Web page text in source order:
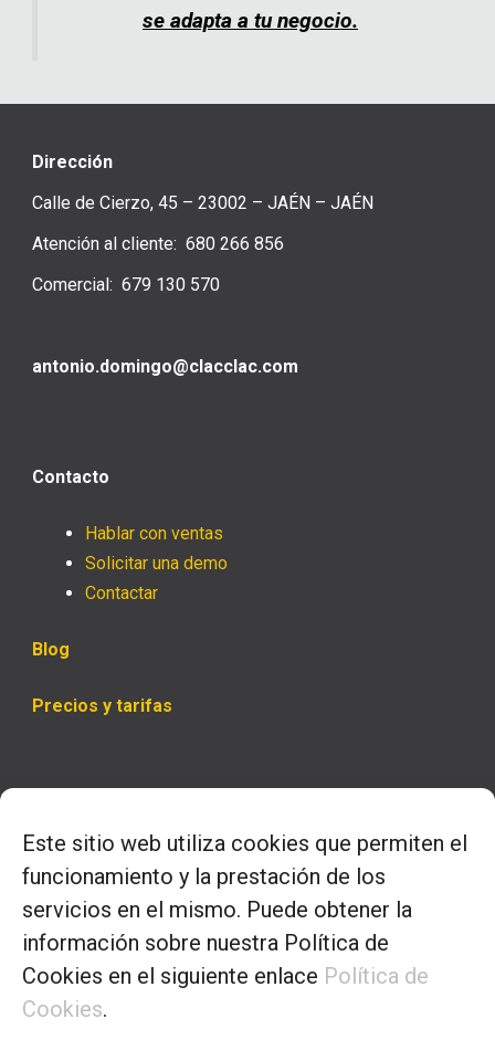
Este sitio web utiliza cookies que permiten el
funcionamiento y la prestación de los
servicios en el mismo. Puede obtener la
información sobre nuestra Política de
Cookies en el siguiente enlace Política de
Cookies.
se adapta a tu negocio.
Dirección
Calle de Cierzo, 45 – 23002 – JAÉN – JAÉN
Atención al cliente: 680 266 856
Comercial: 679 130 570
antonio.domingo@clacclac.com
Contacto
Hablar con ventas
Solicitar una demo
Contactar
Blog
Precios y tarifas
– Lunes a jueves
9.00 a 14.00 y 16.00 a 18.00
– Viernes:
9.30 a 13.30